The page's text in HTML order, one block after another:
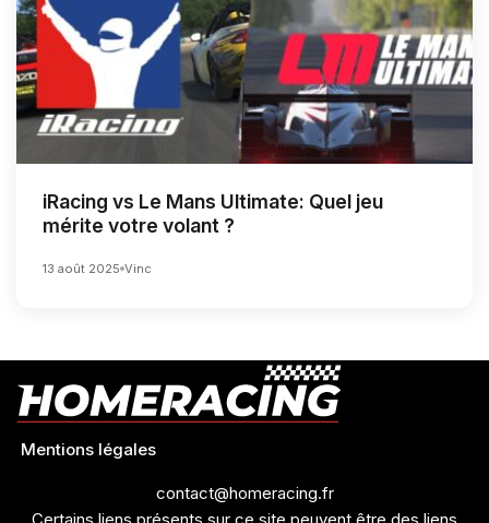
iRacing vs Le Mans Ultimate: Quel jeu
mérite votre volant ?
13 août 2025 Vinc
Mentions légales
contact@homeracing.fr